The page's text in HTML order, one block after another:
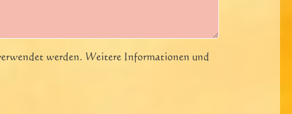
werden. Weitere Informationen und